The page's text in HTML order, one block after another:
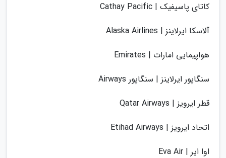
کاتای پاسیفیک | Cathay Pacific
آلاسکا ایرلاینز | Alaska Airlines
هواپیمایی امارات | Emirates
سنگاپور ایرلاینز | سنگاپور Airways
قطر ایرویز | Qatar Airways
اتحاد ایرویز | Etihad Airways
اوا ایر | Eva Air